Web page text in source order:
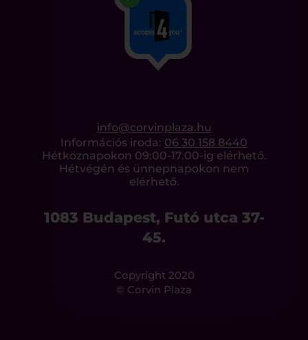
info@corvinplaza.hu
Információs iroda: 06 30 158 8440
Hétköznapokon 09:00-17.00-ig elérhető.
Hétvégén és ünnepnapokon nem
elérhető.
1083 Budapest, Futó utca 37-
45.
Copyright 2020
© Corvin Plaza